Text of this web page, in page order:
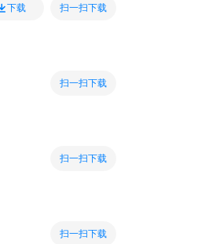
下载 扫一扫下载
扫一扫下载
扫一扫下载
扫一扫下载